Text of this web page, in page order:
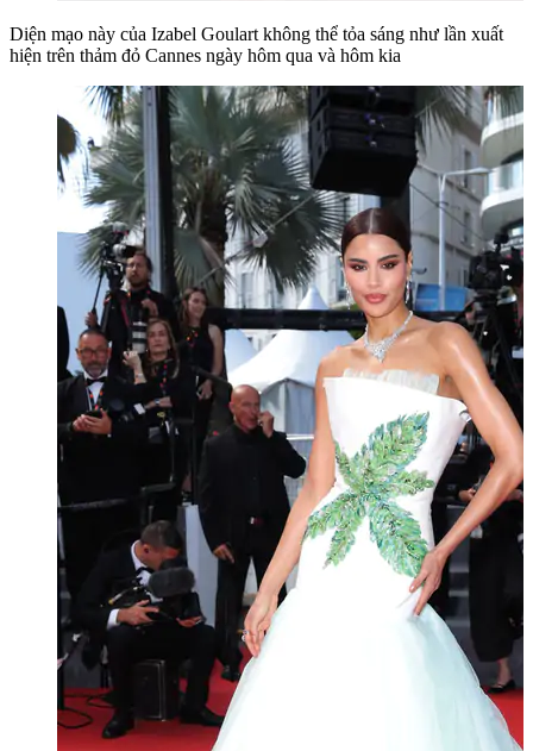
Diện mạo này của Izabel Goulart không thể tỏa sáng như lần xuất
hiện trên thảm đỏ Cannes ngày hôm qua và hôm kia